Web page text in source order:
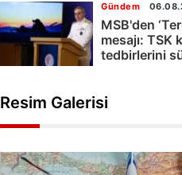
Gündem
MSB'den
mesajı: TSK
tedbirlerini
Resim Galerisi